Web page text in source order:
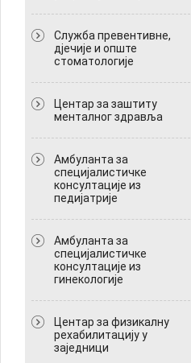
Служба превентивне,
дјечије и опште
стоматологије
Центар за заштиту
менталног здравља
Амбуланта за
специјалистичке
консултације из
педијатрије
Амбуланта за
специјалистичке
консултације из
гинекологије
Центар за физикалну
рехабилитацију у
заједници